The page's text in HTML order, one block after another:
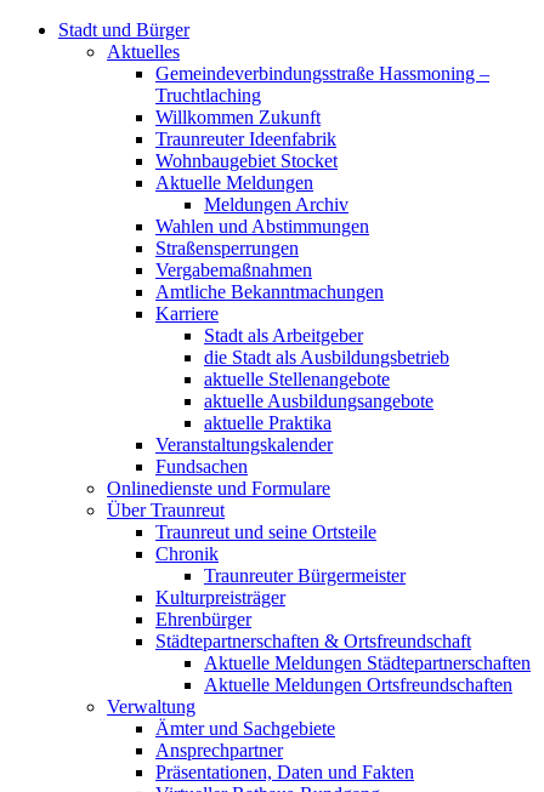
Stadt und Bürger
Aktuelles
Gemeindeverbindungsstraße Hassmoning –
Truchtlaching
Willkommen Zukunft
Traunreuter Ideenfabrik
Wohnbaugebiet Stocket
Aktuelle Meldungen
Meldungen Archiv
Wahlen und Abstimmungen
Straßensperrungen
Vergabemaßnahmen
Amtliche Bekanntmachungen
Karriere
Stadt als Arbeitgeber
die Stadt als Ausbildungsbetrieb
aktuelle Stellenangebote
aktuelle Ausbildungsangebote
aktuelle Praktika
Veranstaltungskalender
Fundsachen
Onlinedienste und Formulare
Über Traunreut
Traunreut und seine Ortsteile
Chronik
Traunreuter Bürgermeister
Kulturpreisträger
Ehrenbürger
Städtepartnerschaften & Ortsfreundschaft
Aktuelle Meldungen Städtepartnerschaften
Aktuelle Meldungen Ortsfreundschaften
Verwaltung
Ämter und Sachgebiete
Ansprechpartner
Präsentationen, Daten und Fakten